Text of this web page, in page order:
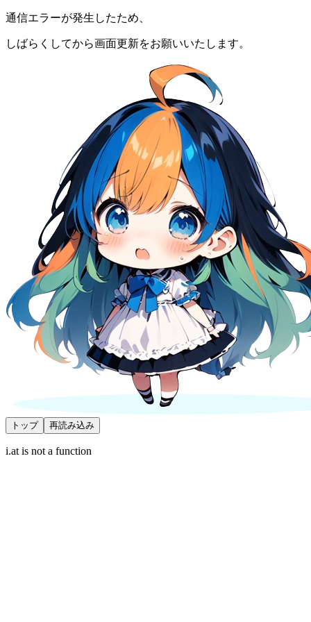
通信エラーが発生したため、
しばらくしてから画面更新をお願いいたします。
トップ 再読み込み
i.at is not a function